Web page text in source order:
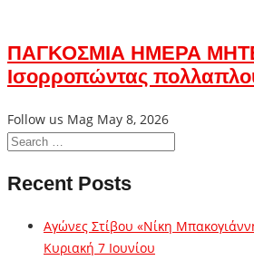
ΠΑΓΚΟΣΜΙΑ ΗΜΕΡΑ
Ισορροπώντας
Follow us Mag May 8, 2026
Recent Posts
Αγώνες Στίβου «Νίκη
Κυριακή 7 Ιουνίου